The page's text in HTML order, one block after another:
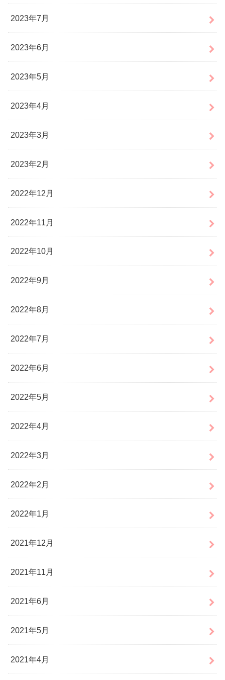
2023年7月
2023年6月
2023年5月
2023年4月
2023年3月
2023年2月
2022年12月
2022年11月
2022年10月
2022年9月
2022年8月
2022年7月
2022年6月
2022年5月
2022年4月
2022年3月
2022年2月
2022年1月
2021年12月
2021年11月
2021年6月
2021年5月
2021年4月